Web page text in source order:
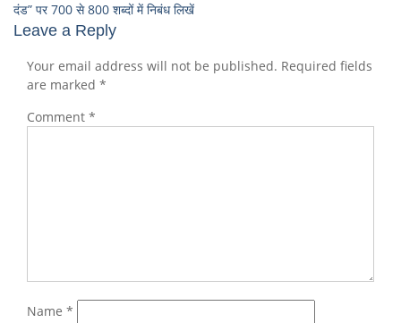
दंड” पर 700 से 800 शब्दों में निबंध लिखें
Leave a Reply
Your email address will not be published. Required fields
are marked *
Comment *
Name *